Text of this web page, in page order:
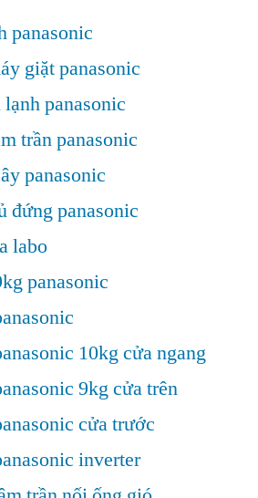
panasonic
giặt panasonic
panasonic
trần panasonic
panasonic
đứng panasonic
labo
panasonic
10kg cửa ngang
9kg cửa trên
cửa trước
inverter